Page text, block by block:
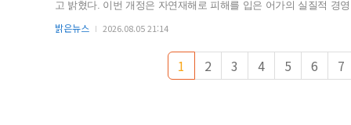
고 밝혔다. 이번 개정은 자연재해로 피해를 입은 어가의 실질적 경영 복구와 생계 안
은 김 종자(500g 1상자, 3천825원) 등 7개 품목 신설이 포함됐다...
밝은뉴스 2026.08.05 21:14
1 2 3 4 5 6 7